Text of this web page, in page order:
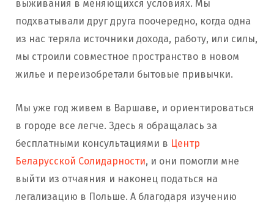
выживания в меняющихся условиях. Мы
подхватывали друг друга поочередно, когда одна
из нас теряла источники дохода, работу, или силы,
мы строили совместное пространство в новом
жилье и переизобретали бытовые привычки.
Мы уже год живем в Варшаве, и ориентироваться
в городе все легче. Здесь я обращалась за
бесплатными консультациями в Центр
Беларусской Солидарности, и они помогли мне
выйти из отчаяния и наконец податься на
легализацию в Польше. А благодаря изучению